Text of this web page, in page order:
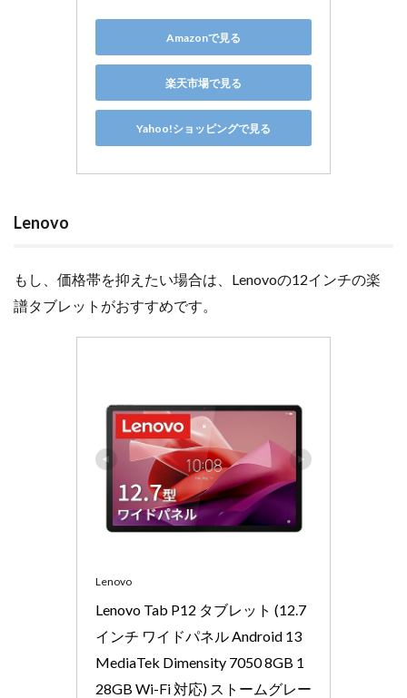
Amazonで見る
楽天市場で見る
Yahoo!ショッピングで見る
Lenovo
もし、価格帯を抑えたい場合は、Lenovoの12インチの楽
譜タブレットがおすすめです。
Lenovo
Lenovo Tab P12 タブレット (12.7
インチ ワイドパネル Android 13
MediaTek Dimensity 7050 8GB 1
28GB Wi-Fi 対応) ストームグレー